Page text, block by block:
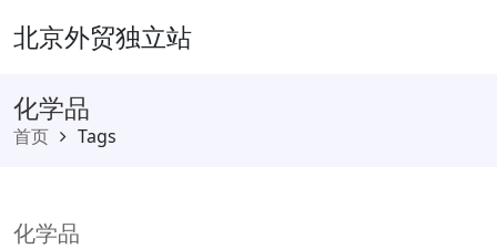
北京外贸独立站
化学品
首页 Tags
化学品